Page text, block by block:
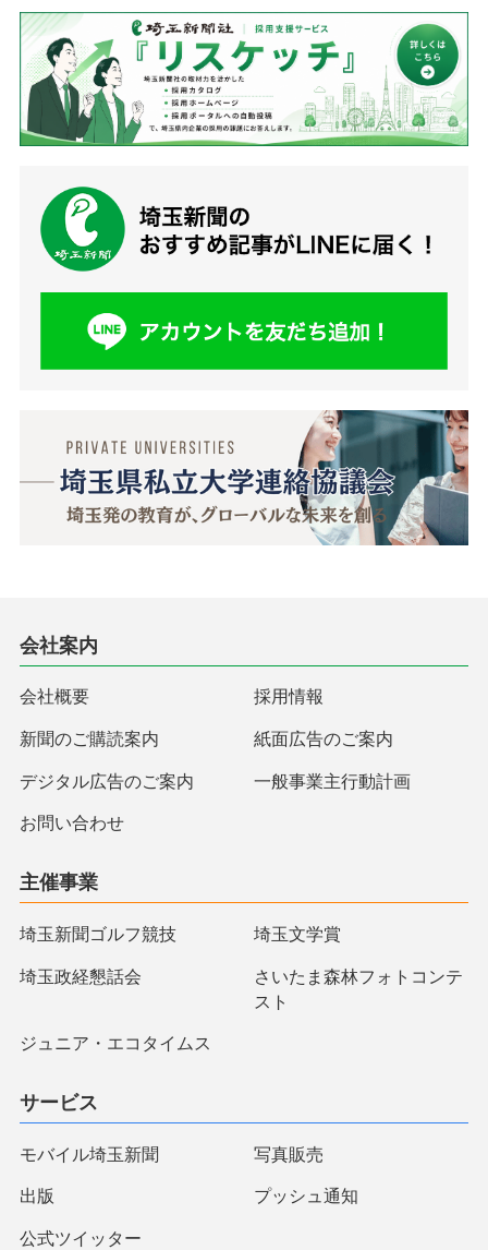
会社案内
会社概要 採用情報
新聞のご購読案内 紙面広告のご案内
デジタル広告のご案内 一般事業主行動計画
お問い合わせ
主催事業
埼玉新聞ゴルフ競技 埼玉文学賞
埼玉政経懇話会
さいたま森林フォトコンテ
スト
ジュニア・エコタイムス
サービス
モバイル埼玉新聞 写真販売
出版 プッシュ通知
公式ツイッター